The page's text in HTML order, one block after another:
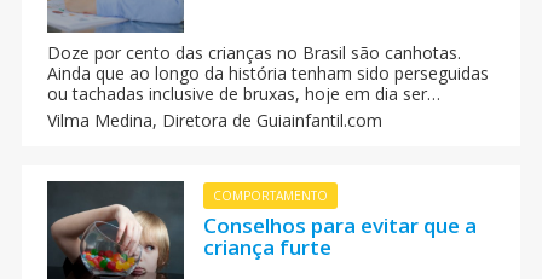
Doze por cento das crianças no Brasil são canhotas.
Ainda que ao longo da história tenham sido perseguidas
ou tachadas inclusive de bruxas, hoje em dia ser
canhoto é considerado totalmente normal, e são raros
os casos em que os pais tentam reorientar a criança
Vilma Medina, Diretora de Guiainfantil.com
COMPORTAMENTO
Conselhos para evitar que a
criança furte